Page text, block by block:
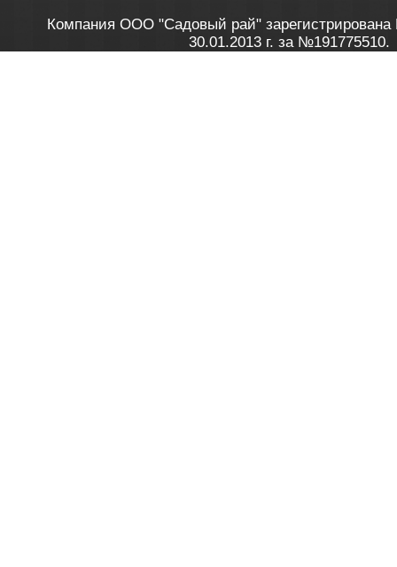
Компания ООО "Садовый рай" зарегистрирована
30.01.2013 г. за №191775510.